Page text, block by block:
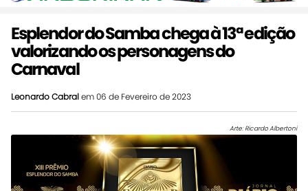
Esplendor do Samba chega à 13ª edição
valorizando os personagens do
Carnaval
Leonardo Cabralem 06 de Fevereiro de 2023
Arte: Ricardo Albertoni